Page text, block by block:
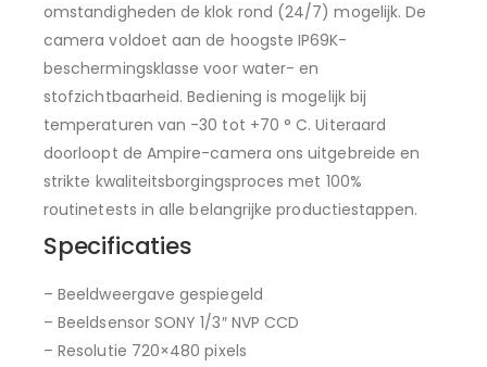
omstandigheden de klok rond (24/7) mogelijk. De
camera voldoet aan de hoogste IP69K-
beschermingsklasse voor water- en
stofzichtbaarheid. Bediening is mogelijk bij
temperaturen van -30 tot +70 ° C. Uiteraard
doorloopt de Ampire-camera ons uitgebreide en
strikte kwaliteitsborgingsproces met 100%
routinetests in alle belangrijke productiestappen.
Specificaties
– Beeldweergave gespiegeld
– Beeldsensor SONY 1/3″ NVP CCD
– Resolutie 720×480 pixels